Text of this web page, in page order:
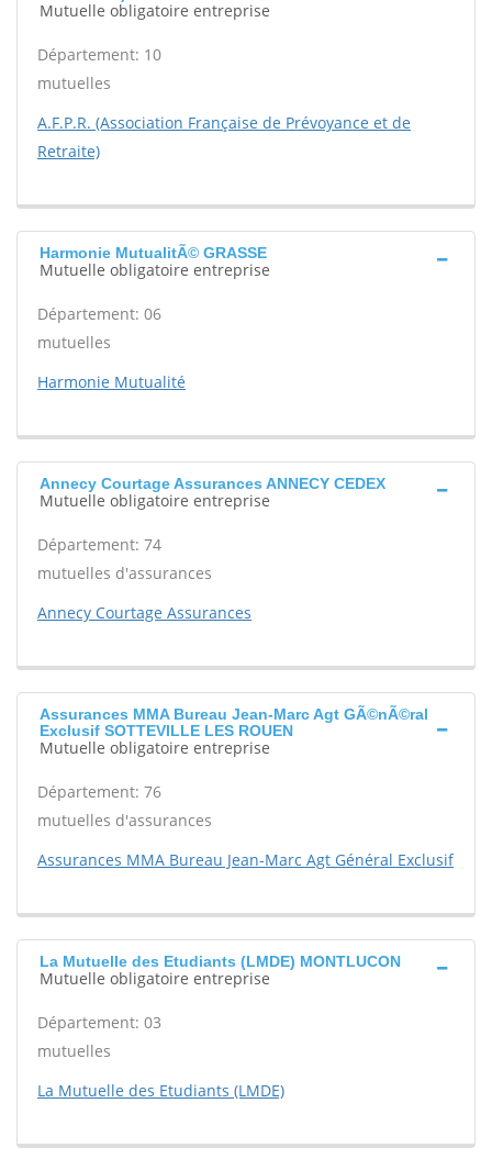
Mutuelle obligatoire entreprise
Département: 10
mutuelles
A.F.P.R. (Association Française de Prévoyance et de
Retraite)
Harmonie MutualitÃ© GRASSE
Mutuelle obligatoire entreprise
Département: 06
mutuelles
Harmonie Mutualité
Annecy Courtage Assurances ANNECY CEDEX
Mutuelle obligatoire entreprise
Département: 74
mutuelles d'assurances
Annecy Courtage Assurances
Assurances MMA Bureau Jean-Marc Agt GÃ©nÃ©ral
Exclusif SOTTEVILLE LES ROUEN
Mutuelle obligatoire entreprise
Département: 76
mutuelles d'assurances
Assurances MMA Bureau Jean-Marc Agt Général Exclusif
La Mutuelle des Etudiants (LMDE) MONTLUCON
Mutuelle obligatoire entreprise
Département: 03
mutuelles
La Mutuelle des Etudiants (LMDE)